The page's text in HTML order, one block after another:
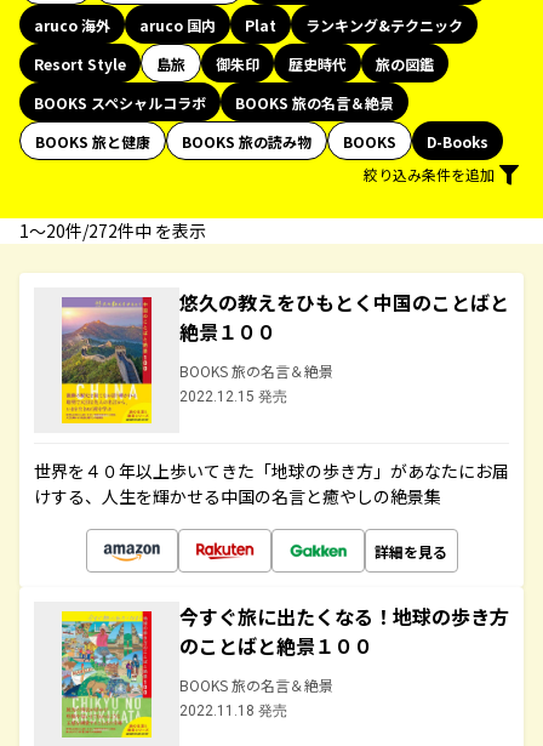
aruco 海外
aruco 国内 Plat
ランキング&テクニック
Resort Style
島旅 御朱印 歴史時代
旅の図鑑
BOOKS スペシャルコラボ
BOOKS 旅の名言＆絶景
BOOKS 旅と健康
BOOKS 旅の読み物 BOOKS
D-Books
絞り込み条件を追加
1〜20件/272件中 を表示
悠久の教えをひもとく中国のことばと
絶景１００
BOOKS 旅の名言＆絶景
2022.12.15 発売
世界を４０年以上歩いてきた「地球の歩き方」があなたにお届
けする、人生を輝かせる中国の名言と癒やしの絶景集
詳細を見る
今すぐ旅に出たくなる！地球の歩き方
のことばと絶景１００
BOOKS 旅の名言＆絶景
2022.11.18 発売